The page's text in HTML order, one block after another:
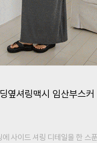
레이온 소재로
는 바디감~